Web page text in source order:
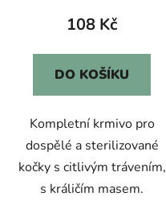
108 Kč
DO KOŠÍKU
Kompletní krmivo pro
dospělé a sterilizované
kočky s citlivým trávením,
s králičím masem.